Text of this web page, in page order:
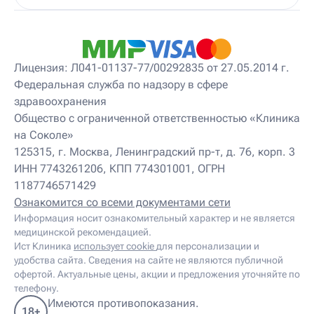
Детский массажист
Детский невропатолог
Детский нейропсихолог
Детский нутрициолог
Детский ортопед
Детский остеопат
Детский отоневролог
Детский подиатр
Детский психолог
Детский психотерапевт
Детский реабилитолог
Детский ревматолог
Детский рефлексотерапевт
Детский сомнолог
Детский спортивный врач
Детский травматолог
Детский травматолог-ортопед
Детский физиотерапевт
Детский эндокринолог
Лицензия: Л041-01137-77/00292835 от 27.05.2014 г.
Федеральная служба по надзору в сфере
здравоохранения
Общество с ограниченной ответственностью «Клиника
на Соколе»
125315, г. Москва, Ленинградский пр-т, д. 76, корп. 3
ИНН 7743261206, КПП 774301001, ОГРН
1187746571429
Ознакомится со всеми документами сети
Информация носит ознакомительный характер и не является
медицинской рекомендацией.
Ист Клиника использует cookie для персонализации и
удобства сайта. Сведения на сайте не являются публичной
офертой. Актуальные цены, акции и предложения уточняйте по
телефону.
Имеются противопоказания.